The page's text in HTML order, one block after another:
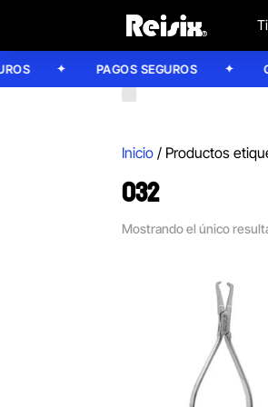
PAGOS SEGUROS
Inicio / Productos
032
Mostrando el único